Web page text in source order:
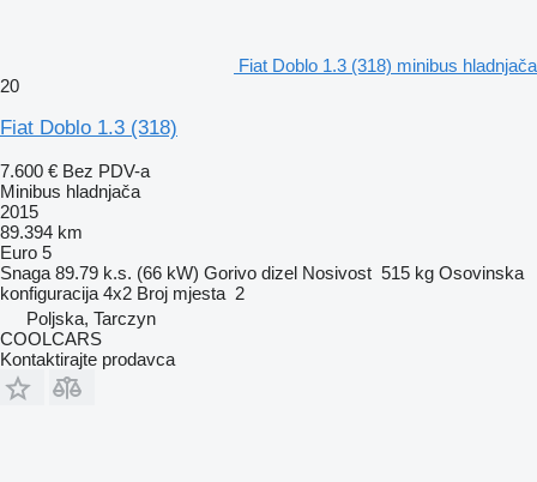
Fiat Doblo 1.3 (318) minibus hladnjača
20
Fiat Doblo 1.3 (318)
7.600 € Bez PDV-a
Minibus hladnjača
2015
89.394 km
Euro 5
Snaga 89.79 k.s. (66 kW) Gorivo dizel Nosivost 515 kg Osovinska
konfiguracija 4x2 Broj mjesta 2
Poljska, Tarczyn
COOLCARS
Kontaktirajte prodavca